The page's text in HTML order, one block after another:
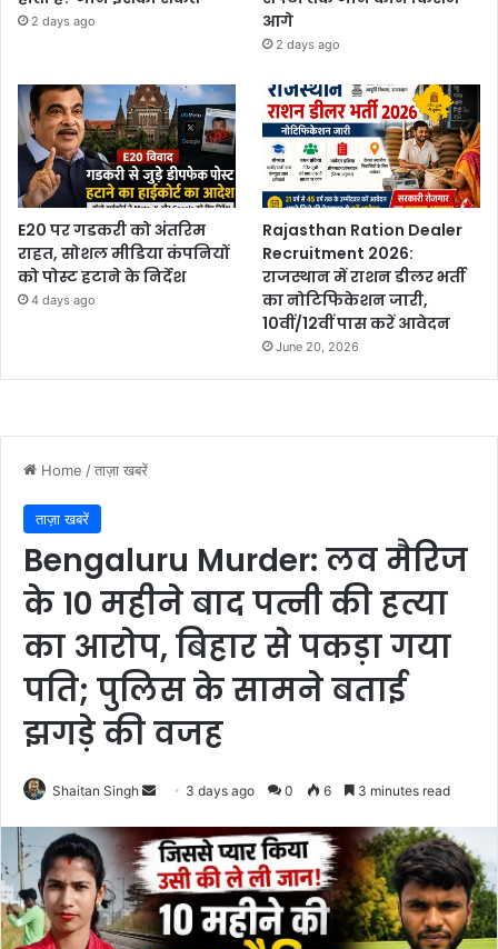
2 days ago
आगे
2 days ago
E20 पर गडकरी को अंतरिम
राहत, सोशल मीडिया कंपनियों
को पोस्ट हटाने के निर्देश
4 days ago
Rajasthan Ration Dealer
Recruitment 2026:
राजस्थान में राशन डीलर भर्ती
का नोटिफिकेशन जारी,
10वीं/12वीं पास करें आवेदन
June 20, 2026